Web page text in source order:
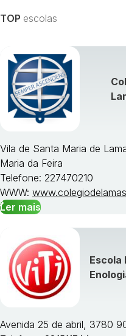
Visualizar todos os cursos »
TOP escolas
Vila de Santa Maria de
Maria da Feira
Telefone: 227470210
WWW:
Ler mais
Escola
Avenida 25 de abril, 3780